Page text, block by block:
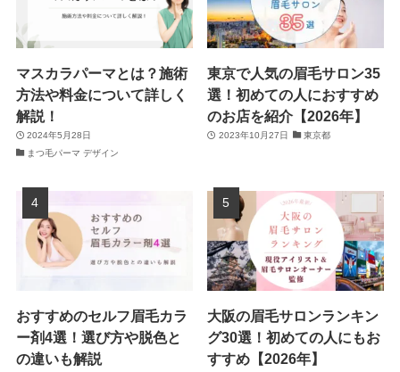
マスカラパーマとは？施術
方法や料金について詳しく
解説！
2024年5月28日
まつ毛パーマ デザイン
東京で人気の眉毛サロン35
選！初めての人におすすめ
のお店を紹介【2026年】
2023年10月27日 東京都
おすすめのセルフ眉毛カラ
ー剤4選！選び方や脱色と
の違いも解説
大阪の眉毛サロンランキン
グ30選！初めての人にもお
すすめ【2026年】